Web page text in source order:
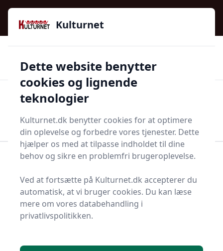
Kulturnet - Alt Det Gode I Livet | Din Kulturguide Siden
2016
97 kategorier 👍Kun godkendte butikker
Start søgning
Bolig og indretning
Køkken og spisestue
Bedste tallerkenholdere
på markedet - 2
Kulturnet
Dette website benytter
cookies og lignende
teknologier
Kulturnet.dk benytter cookies for at optimere
din oplevelse og forbedre vores tjenester. Dette
hjælper os med at tilpasse indholdet til dine
behov og sikre en problemfri brugeroplevelse.
Ved at fortsætte på Kulturnet.dk accepterer du
automatisk, at vi bruger cookies. Du kan læse
mere om vores databehandling i
privatlivspolitikken.